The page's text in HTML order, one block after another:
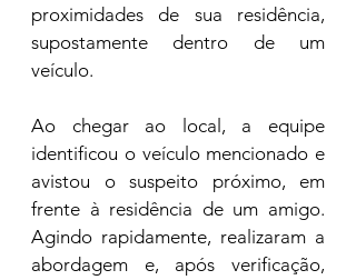
proximidades de sua residência,
supostamente dentro de um
veículo.
Ao chegar ao local, a equipe
identificou o veículo mencionado e
avistou o suspeito próximo, em
frente à residência de um amigo.
Agindo rapidamente, realizaram a
abordagem e, após verificação,